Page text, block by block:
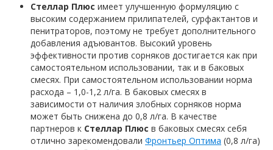
Стеллар Плюс имеет улучшенную формуляцию с
высоким содержанием прилипателей, сурфактантов и
пенитраторов, поэтому не требует дополнительного
добавления адъювантов. Высокий уровень
эффективности против сорняков достигается как при
самостоятельном использовании, так и в баковых
смесях. При самостоятельном использовании норма
расхода – 1,0-1,2 л/га. В баковых смесях в
зависимости от наличия злобных сорняков норма
может быть снижена до 0,8 л/га. В качестве
партнеров к Стеллар Плюс в баковых смесях себя
отлично зарекомендовали Фронтьер Оптима (0,8 л/га)